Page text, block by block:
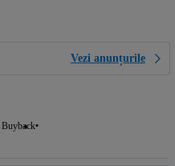
Vezi anunțurile
Buyback